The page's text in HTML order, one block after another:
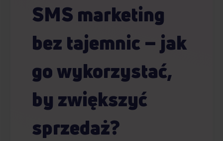
SMS marketing
bez tajemnic – jak
go wykorzystać,
by zwiększyć
sprzedaż?